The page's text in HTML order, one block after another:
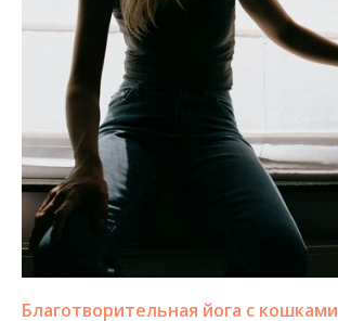
Благотворительная йога с кошками